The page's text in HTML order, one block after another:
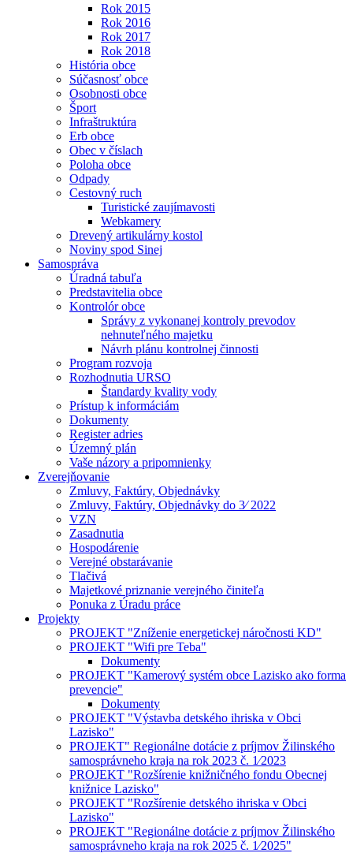
Rok 2015
Rok 2016
Rok 2017
Rok 2018
História obce
Súčasnosť obce
Osobnosti obce
Šport
Infraštruktúra
Erb obce
Obec v číslach
Poloha obce
Odpady
Cestovný ruch
Turistické zaujímavosti
Webkamery
Drevený artikulárny kostol
Noviny spod Sinej
Samospráva
Úradná tabuľa
Predstavitelia obce
Kontrolór obce
Správy z vykonanej kontroly prevodov
nehnuteľného majetku
Návrh plánu kontrolnej činnosti
Program rozvoja
Rozhodnutia URSO
Štandardy kvality vody
Prístup k informáciám
Dokumenty
Register adries
Územný plán
Vaše názory a pripomnienky
Zverejňovanie
Zmluvy, Faktúry, Objednávky
Zmluvy, Faktúry, Objednávky do 3⁄ 2022
VZN
Zasadnutia
Hospodárenie
Verejné obstarávanie
Tlačivá
Majetkové priznanie verejného činiteľa
Ponuka z Úradu práce
Projekty
PROJEKT "Zníženie energetickej náročnosti KD"
PROJEKT "Wifi pre Teba"
Dokumenty
PROJEKT "Kamerový systém obce Lazisko ako forma
prevencie"
Dokumenty
PROJEKT "Výstavba detského ihriska v Obci
Lazisko"
PROJEKT" Regionálne dotácie z príjmov Žilinského
samosprávneho kraja na rok 2023 č. 1⁄2023
PROJEKT "Rozšírenie knižničného fondu Obecnej
knižnice Lazisko"
PROJEKT "Rozšírenie detského ihriska v Obci
Lazisko"
PROJEKT "Regionálne dotácie z príjmov Žilinského
samosprávneho kraja na rok 2025 č. 1⁄2025"